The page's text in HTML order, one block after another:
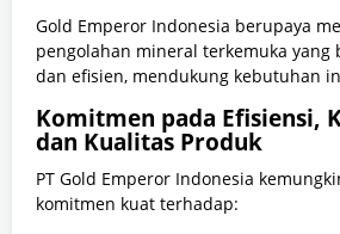
Gold Emperor Indonesia berupaya
pengolahan mineral terkemuka yang
dan efisien, mendukung kebutuhan
Komitmen pada Efisiensi,
dan Kualitas Produk
PT Gold Emperor Indonesia
komitmen kuat terhadap: